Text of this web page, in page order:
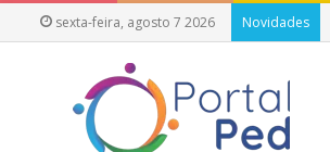
sexta-feira, agosto 7 2026 Novidades